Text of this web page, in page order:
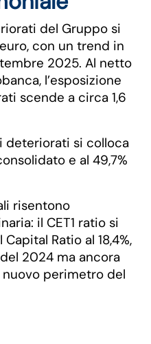
del Gruppo si
con un trend in
2025. Al netto
l’esposizione
scende a circa 1,6
deteriorati si colloca
e al 49,7%
risentono
il CET1 ratio si
Ratio al 18,4%,
2024 ma ancora
perimetro del